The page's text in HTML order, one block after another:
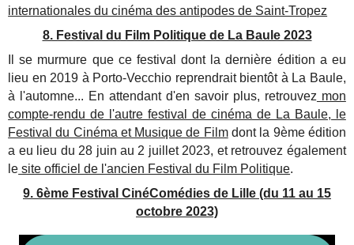
internationales du cinéma des antipodes de Saint-Tropez
8. Festival du Film Politique de La Baule 2023
Il se murmure que ce festival dont la dernière édition a eu
lieu en 2019 à Porto-Vecchio reprendrait bientôt à La Baule,
à l'automne... En attendant d'en savoir plus, retrouvez mon
compte-rendu de l'autre festival de cinéma de La Baule, le
Festival du Cinéma et Musique de Filmdont la 9ème édition
a eu lieu du 28 juin au 2 juillet 2023, et retrouvez également
le site officiel de l'ancien Festival du Film Politique.
9. 6ème Festival CinéComédies de Lille (du 11 au 15
octobre 2023)